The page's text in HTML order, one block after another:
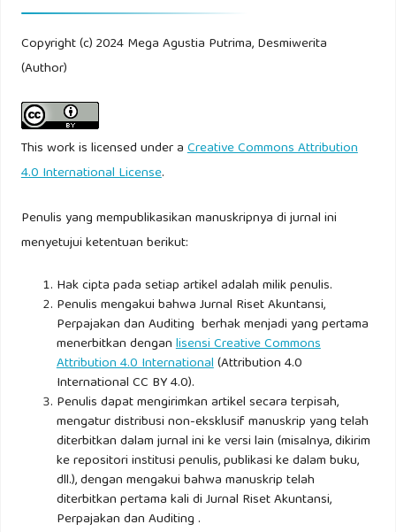
tentang Nagari. Padang Pariaman.
Peraturan Pemerintaha Dalam Negeri No. 37 Tahun 2007
Copyright (c) 2024 Mega Agustia Putrima, Desmiwerita
(Author)
This work is licensed under aCreative Commons Attribution
4.0 International License.
Penulis yang mempublikasikan manuskripnya di jurnal ini
menyetujui ketentuan berikut:
Hak cipta pada setiap artikel adalah milik penulis.
Penulis mengakui bahwa Jurnal Riset Akuntansi,
Perpajakan dan Auditing berhak menjadi yang pertama
menerbitkan denganlisensi Creative Commons
Attribution 4.0 International(Attribution 4.0
International CC BY 4.0).
Penulis dapat mengirimkan artikel secara terpisah,
mengatur distribusi non-eksklusif manuskrip yang telah
diterbitkan dalam jurnal ini ke versi lain (misalnya, dikirim
ke repositori institusi penulis, publikasi ke dalam buku,
dll.), dengan mengakui bahwa manuskrip telah
diterbitkan pertama kali di Jurnal Riset Akuntansi,
Perpajakan dan Auditing .